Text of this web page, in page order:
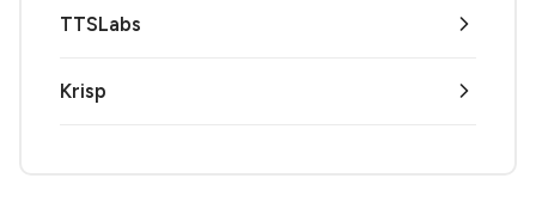
TTSLabs
Krisp